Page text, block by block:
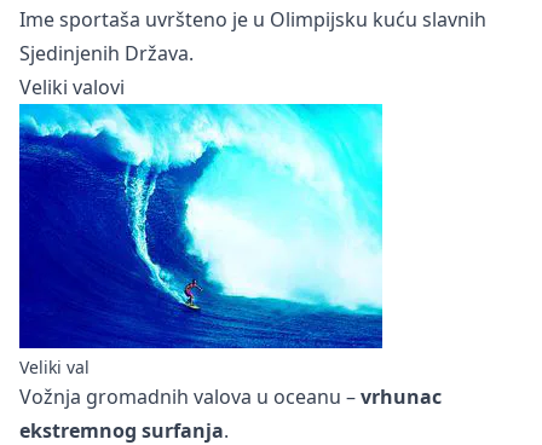
Ime sportaša uvršteno je u Olimpijsku kuću slavnih
Sjedinjenih Država.
Veliki valovi
Veliki val
Vožnja gromadnih valova u oceanu –vrhunac
ekstremnog surfanja.